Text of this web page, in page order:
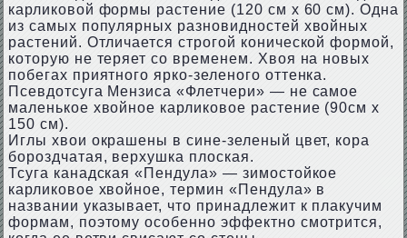
карликовой формы растение (120 см х 60 см). Одна
из самых популярных разновидностей хвойных
растений. Отличается строгой конической формой,
которую не теряет со временем. Хвоя на новых
побегах приятного ярко-зеленого оттенка.
Псевдотсуга Мензиса «Флетчери» — не самое
маленькое хвойное карликовое растение (90см х
150 см).
Иглы хвои окрашены в сине-зеленый цвет, кора
бороздчатая, верхушка плоская.
Тсуга канадская «Пендула» — зимостойкое
карликовое хвойное, термин «Пендула» в
названии указывает, что принадлежит к плакучим
формам, поэтому особенно эффектно смотрится,